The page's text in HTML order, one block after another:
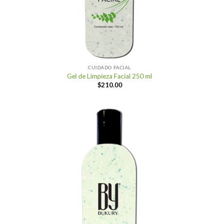
CUIDADO FACIAL
Gel de Limpieza Facial 250 ml
$210.00